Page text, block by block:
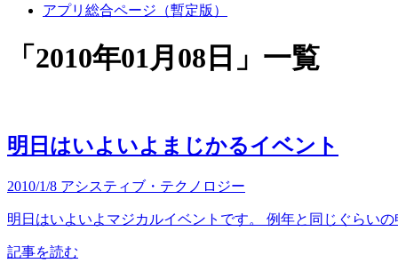
アプリ総合ページ（暫定版）
「 2010年01月08日 」 一覧
明日はいよいよまじかるイベント
2010/1/8 アシスティブ・テクノロジー
明日はいよいよマジカルイベントです。 例年と同じぐらい
記事を読む